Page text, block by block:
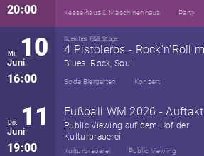
20:00 Kesselhaus & Maschinenhaus Party
Mi. 10
Juni
16:00
Speiches R&B Stage
Blues. Rock, Soul
Soda Biergarten Konzert
Do. 11
Juni
19:00
Fußball WM 2026 - Auftakt
Public Viewing auf dem Hof der
Kulturbrauerei
Kulturbrauerei Public Viewing